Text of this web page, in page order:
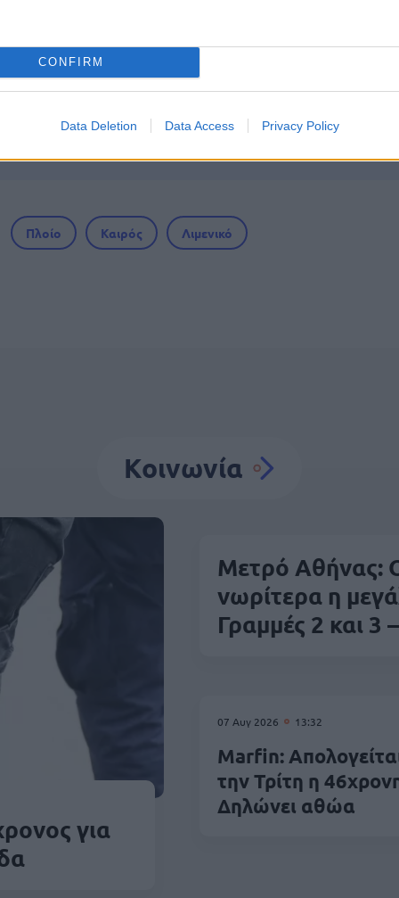
CONFIRM
Data Deletion Data Access Privacy Policy
Εξωτερικών: Γραπτός για μόνιμους
Πλοίο Καιρός Λιμενικό
Κοινωνία
για
Μετρό Αθήνας:
νωρίτερα η
Γραμμές 2 και 3
07 Αυγ 2026 13:32
Marfin:
την Τρίτη η
Δηλώνει αθώα